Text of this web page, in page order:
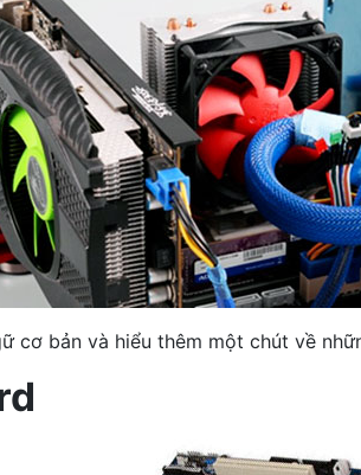
cơ bản và hiểu thêm một chút về